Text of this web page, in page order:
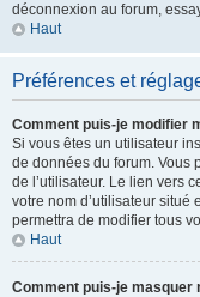
déconnexion au forum,
Haut
Préférences et
Comment puis-je modifier
Si vous êtes un utilisateur
de données du forum. Vous
de l’utilisateur. Le lien vers
votre nom d’utilisateur situé
permettra de modifier tous
Haut
Comment puis-je masquer